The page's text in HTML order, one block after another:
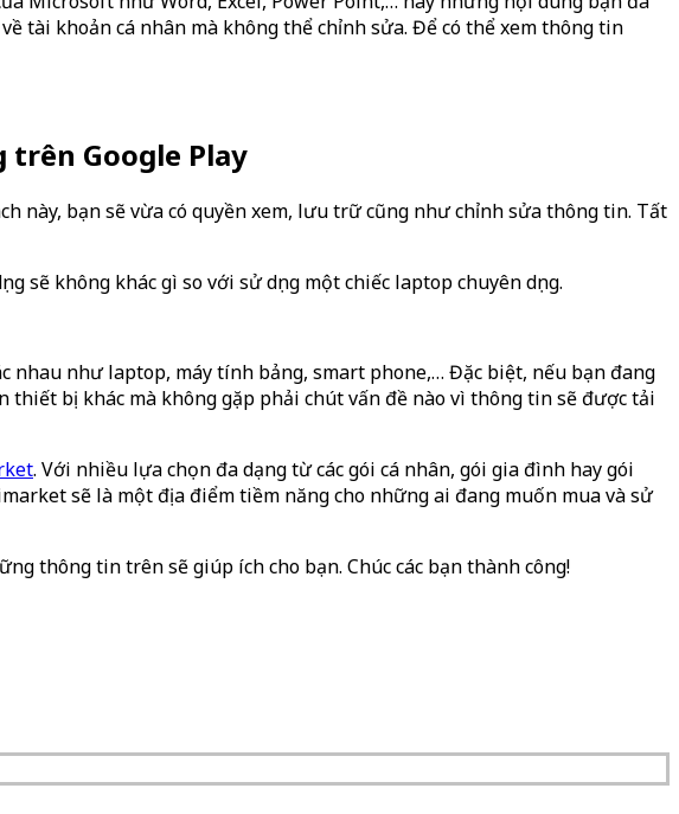
tài khoản cá nhân mà không thể chỉnh sửa. Để có thể xem thông tin
trên Google Play
này, bạn sẽ vừa có quyền xem, lưu trữ cũng như chỉnh sửa thông tin. Tất
không khác gì so với sử dụng một chiếc laptop chuyên dụng.
nhau như laptop, máy tính bảng, smart phone,… Đặc biệt, nếu bạn đang
thiết bị khác mà không gặp phải chút vấn đề nào vì thông tin sẽ được tải
. Với nhiều lựa chọn đa dạng từ các gói cá nhân, gói gia đình hay gói
sẽ là một địa điểm tiềm năng cho những ai đang muốn mua và sử
thông tin trên sẽ giúp ích cho bạn. Chúc các bạn thành công!